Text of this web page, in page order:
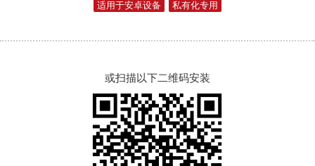
适用于安卓设备 私有化专用
或扫描以下二维码安装